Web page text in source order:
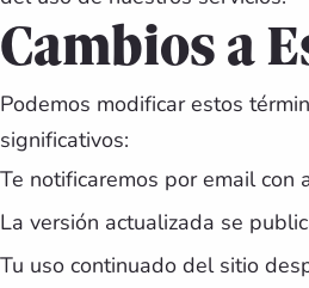
Cambios a
Podemos modificar estos
significativos:
Te notificaremos por email con
La versión actualizada se
Tu uso continuado del sitio